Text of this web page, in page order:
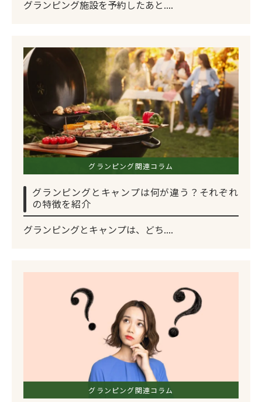
グランピング施設を予約したあと....
グランピング関連コラム
グランピングとキャンプは何が違う？それぞれ
の特徴を紹介
グランピングとキャンプは、どち....
グランピング関連コラム